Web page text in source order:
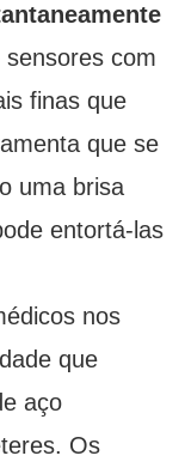
com
finas que
que se
uma brisa
entortá-las
nos
que
aço
Os